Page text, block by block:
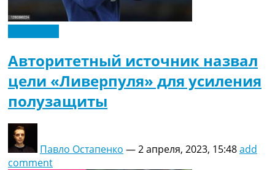
Авторитетный источник назвал
цели «Ливерпуля» для усиления
полузащиты
Павло Остапенко —2 апреля, 2023, 15:48add
comment